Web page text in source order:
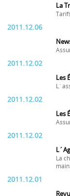
La
2011.12.06
2011.12.02
Les
2011.12.02
Les
2011.12.02
La
main
2011.12.01